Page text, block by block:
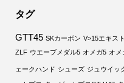
タグ
GTT45 SKカーボン V>15エキス
ZLF ウエーブメダル5 オメガ5 オメ
ェークハンド シューズ ジュウイッ